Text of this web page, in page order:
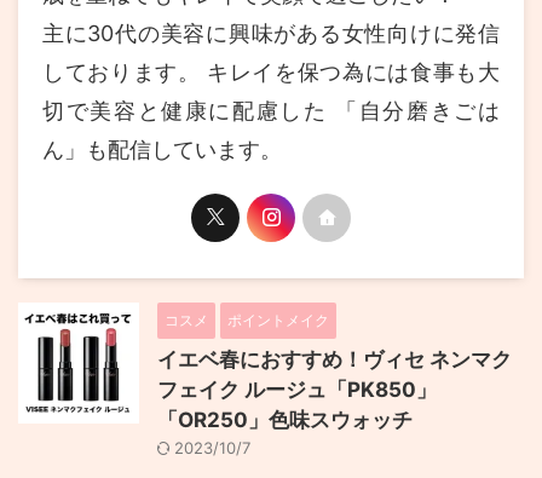
主に30代の美容に興味がある女性向けに発信
しております。 キレイを保つ為には食事も大
切で美容と健康に配慮した 「自分磨きごは
ん」も配信しています。
コスメ ポイントメイク
イエベ春におすすめ！ヴィセ ネンマク
フェイク ルージュ「PK850」
「OR250」色味スウォッチ
2023/10/7